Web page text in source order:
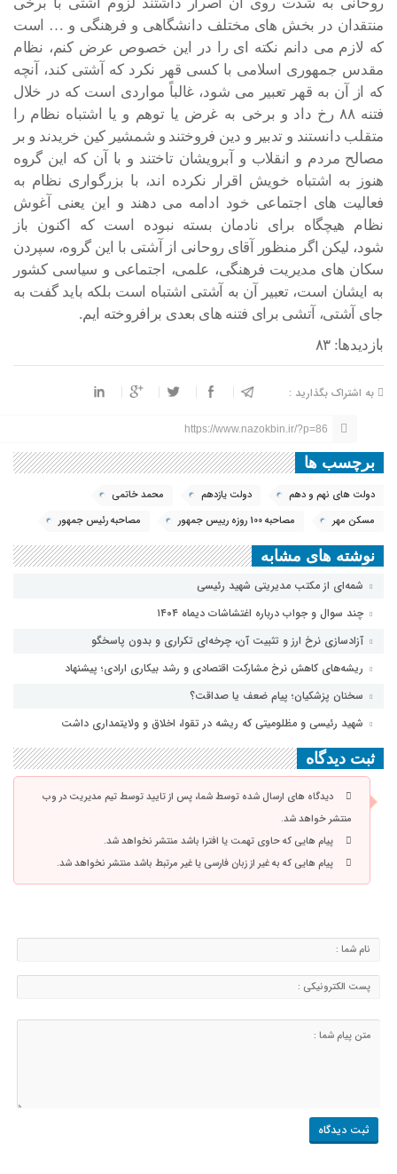
منتقدان در بخش های مختلف دانشگاهی و فرهنگی و … است
که لازم می دانم نکته ای را در این خصوص عرض کنم، نظام
مقدس جمهوری اسلامی با کسی قهر نکرد که آشتی کند، آنچه
که از آن به قهر تعبیر می شود، غالباً مواردی است که در خلال
فتنه ۸۸ رخ داد و برخی به غرض یا توهم و یا اشتباه نظام را
متقلب دانستند و تدبیر و دین فروختند و شمشیر کین خریدند و بر
مصالح مردم و انقلاب و آبرویشان تاختند و با آن که این گروه
هنوز به اشتباه خویش اقرار نکرده اند، با بزرگواری نظام به
فعالیت های اجتماعی خود ادامه می دهند و این یعنی آغوش
نظام هیچگاه برای نادمان بسته نبوده است که اکنون باز
شود، لیکن اگر منظور آقای روحانی از آشتی با این گروه، سپردن
سکان های مدیریت فرهنگی، علمی، اجتماعی و سیاسی کشور
به ایشان است، تعبیر آن به آشتی اشتباه است بلکه باید گفت به
جای آشتی، آتشی برای فتنه های بعدی برافروخته ایم.
بازدیدها: ۸۳
به اشتراک بگذارید :
https://www.nazokbin.ir/?p=86
برچسب ها
دولت های نهم و دهم دولت یازدهم
محمد خاتمی
مسکن مهر
مصاحبه 100 روزه رييس جمهور مصاحبه رئیس جمهور
نوشته های مشابه
شمه‌ای از مکتب مدیریتی شهید رئیسی
چند سوال و جواب درباره اغتشاشات دیماه ۱۴۰۴
آزادسازی نرخ ارز و تثبیت آن، چرخه‌ای تکراری و بدون پاسخگو
ریشه‌های کاهش نرخ مشارکت اقتصادی و رشد بیکاری ارادی؛ پیشنهاد
سخنان پزشکیان؛ پیام ضعف یا صداقت؟
شهید رئیسی و مظلومیتی که ریشه در تقوا، اخلاق و ولایتمداری داشت
ثبت دیدگاه
دیدگاه های ارسال شده توسط شما، پس از تایید توسط تیم مدیریت در وب
منتشر خواهد شد.
پیام هایی که حاوی تهمت یا افترا باشد منتشر نخواهد شد.
پیام هایی که به غیر از زبان فارسی یا غیر مرتبط باشد منتشر نخواهد شد.